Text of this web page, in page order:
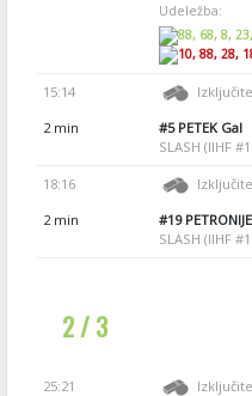
Udeležba:
88, 68, 8,
10, 88, 28,
15:14
2 min
#5PETEK Gal
SLASH (IIHF
18:16
2 min
#19
SLASH (IIHF
2 / 3
25:21